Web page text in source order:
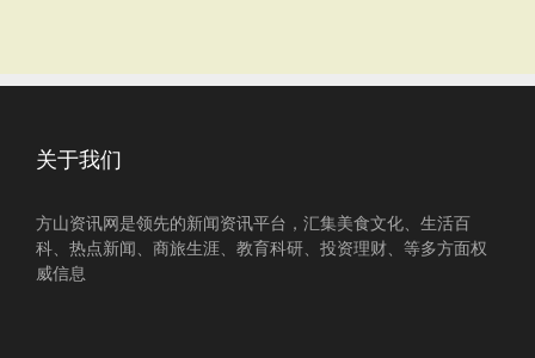
关于我们
方山资讯网是领先的新闻资讯平台，汇集美食文化、生活百
科、热点新闻、商旅生涯、教育科研、投资理财、等多方面权
威信息